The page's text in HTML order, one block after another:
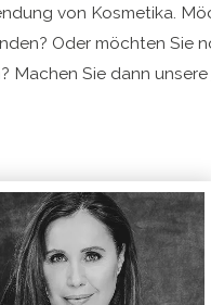
von Kosmetika.
Oder möchten Sie
Machen Sie dann unsere